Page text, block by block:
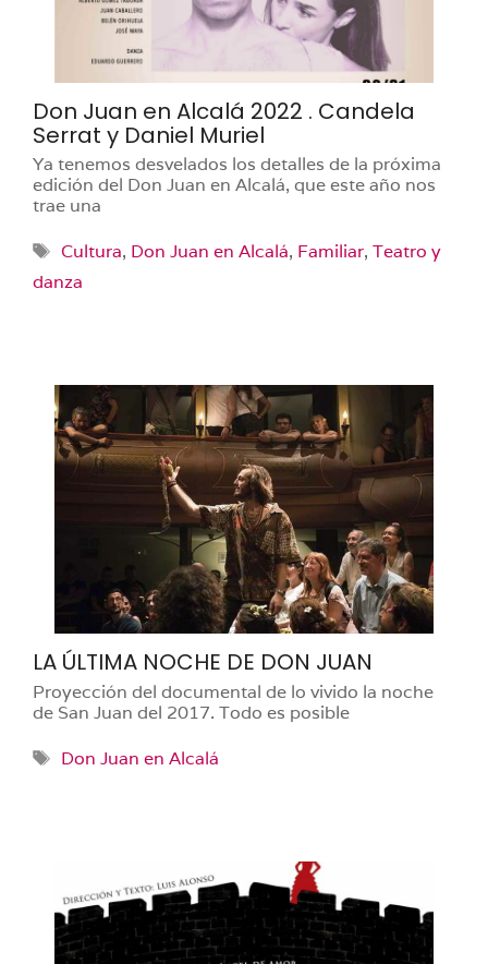
Don Juan en Alcalá 2022 . Candela
Serrat y Daniel Muriel
Ya tenemos desvelados los detalles de la próxima
edición del Don Juan en Alcalá, que este año nos
trae una
Etiquetas
Cultura, Don Juan en Alcalá, Familiar, Teatro y
danza
LA ÚLTIMA NOCHE DE DON JUAN
Proyección del documental de lo vivido la noche
de San Juan del 2017. Todo es posible
Etiquetas
Don Juan en Alcalá